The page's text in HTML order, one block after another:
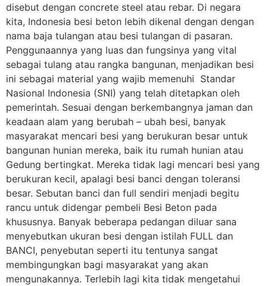
disebut dengan concrete steel atau rebar. Di negara
kita, Indonesia besi beton lebih dikenal dengan dengan
nama baja tulangan atau besi tulangan di pasaran.
Penggunaannya yang luas dan fungsinya yang vital
sebagai tulang atau rangka bangunan, menjadikan besi
ini sebagai material yang wajib memenuhi Standar
Nasional Indonesia (SNI) yang telah ditetapkan oleh
pemerintah. Sesuai dengan berkembangnya jaman dan
keadaan alam yang berubah – ubah besi, banyak
masyarakat mencari besi yang berukuran besar untuk
bangunan hunian mereka, baik itu rumah hunian atau
Gedung bertingkat. Mereka tidak lagi mencari besi yang
berukuran kecil, apalagi besi banci dengan toleransi
besar. Sebutan banci dan full sendiri menjadi begitu
rancu untuk didengar pembeli Besi Beton pada
khususnya. Banyak beberapa pedangan diluar sana
menyebutkan ukuran besi dengan istilah FULL dan
BANCI, penyebutan seperti itu tentunya sangat
membingungkan bagi masyarakat yang akan
mengunakannya. Terlebih lagi kita tidak mengetahui